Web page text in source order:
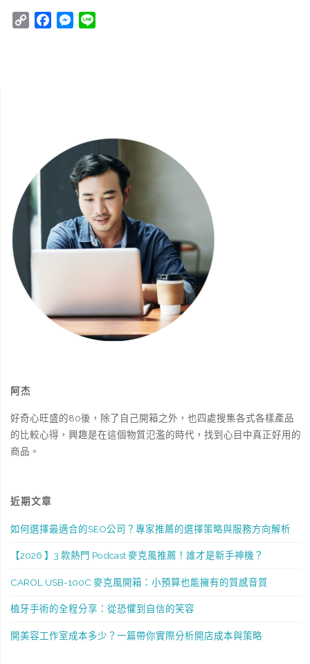
M
阿杰
好奇心旺盛的80後，除了自己開箱之外，也四處搜集各式各樣產品
的比較心得，興趣是在這個物質氾濫的時代，找到心目中真正好用的
商品。
近期文章
如何選擇最適合的SEO公司？專家推薦的選擇策略與服務方向解析
【2026 】3 款熱門 Podcast 麥克風推薦！誰才是新手神機？
CAROL USB-100C 麥克風開箱：小預算也能擁有的質感音質
植牙手術的全程分享：從恐懼到自信的笑容
開美容工作室成本多少？一篇帶你實際分析開店成本與策略